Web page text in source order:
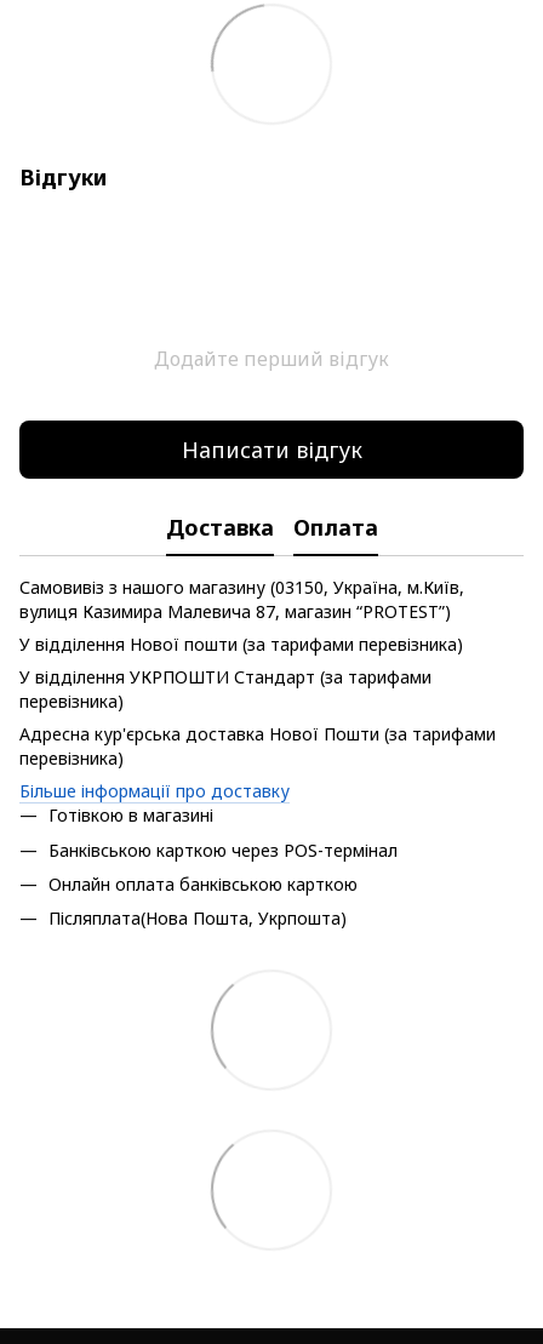
Відгуки
Додайте перший відгук
Написати відгук
Доставка Оплата
Самовивіз з нашого магазину (03150, Україна, м.Київ,
вулиця Казимира Малевича 87, магазин “PROTEST”)
У відділення Нової пошти (за тарифами перевізника)
У відділення УКРПОШТИ Стандарт (за тарифами
перевізника)
Адресна кур'єрська доставка Нової Пошти (за тарифами
перевізника)
Більше інформації про доставку
Готівкою в магазині
Банківською карткою через POS-термінал
Онлайн оплата банківською карткою
Післяплата(Нова Пошта, Укрпошта)